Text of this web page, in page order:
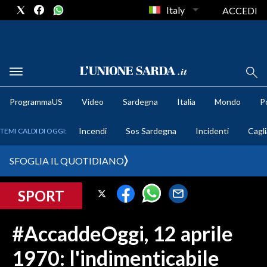
METEO
CRONACA SARDEGNA
PROVINCIA DI CAGLIARI
SULCIS IGLESIENTE
Italy ACCEDI
ProgrammaUS Video Sardegna Italia Mondo
TEMI CALDI DI OGGI: Incendi Sos Sardegna Incidenti
SFOGLIA IL QUOTIDIANO
SPORT
#AccaddeOggi, 12 aprile
1970: l'indimenticabile